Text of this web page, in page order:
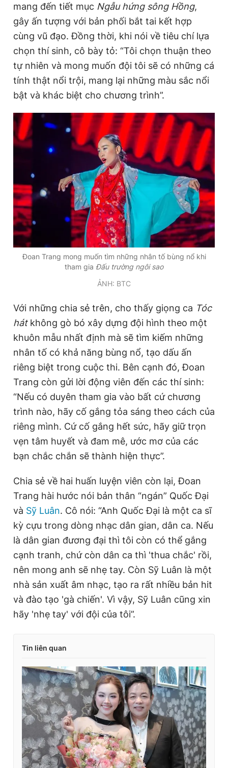
mang đến tiết mục Ngẫu hứng sông Hồng,
gây ấn tượng với bản phối bắt tai kết hợp
cùng vũ đạo. Đồng thời, khi nói về tiêu chí lựa
chọn thí sinh, cô bày tỏ: “Tôi chọn thuận theo
tự nhiên và mong muốn đội tôi sẽ có những cá
tính thật nổi trội, mang lại những màu sắc nổi
bật và khác biệt cho chương trình”.
Đoan Trang mong muốn tìm những nhân tố bùng nổ khi
tham gia Đấu trường ngôi sao
ẢNH: BTC
Với những chia sẻ trên, cho thấy giọng ca Tóc
hátkhông gò bó xây dựng đội hình theo một
khuôn mẫu nhất định mà sẽ tìm kiếm những
nhân tố có khả năng bùng nổ, tạo dấu ấn
riêng biệt trong cuộc thi. Bên cạnh đó, Đoan
Trang còn gửi lời động viên đến các thí sinh:
“Nếu có duyên tham gia vào bất cứ chương
trình nào, hãy cố gắng tỏa sáng theo cách của
riêng mình. Cứ cố gắng hết sức, hãy giữ trọn
vẹn tâm huyết và đam mê, ước mơ của các
bạn chắc chắn sẽ thành hiện thực”.
Chia sẻ về hai huấn luyện viên còn lại, Đoan
Trang hài hước nói bản thân “ngán” Quốc Đại
và Sỹ Luân. Cô nói: “Anh Quốc Đại là một ca sĩ
kỳ cựu trong dòng nhạc dân gian, dân ca. Nếu
là dân gian đương đại thì tôi còn có thể gắng
cạnh tranh, chứ còn dân ca thì 'thua chắc' rồi,
nên mong anh sẽ nhẹ tay. Còn Sỹ Luân là một
nhà sản xuất âm nhạc, tạo ra rất nhiều bản hit
và đào tạo 'gà chiến'. Vì vậy, Sỹ Luân cũng xin
hãy 'nhẹ tay' với đội của tôi”.
Tin liên quan